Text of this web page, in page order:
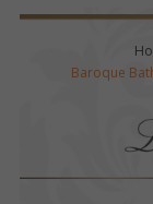
Baroque